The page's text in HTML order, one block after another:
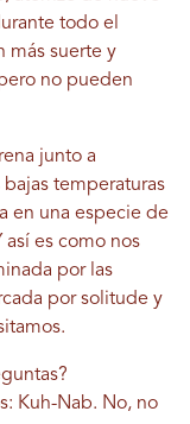
todo el
más suerte y
no pueden
junto a
temperaturas
en una especie de
es como nos
por las
por solitude y
Kuh-Nab. No, no